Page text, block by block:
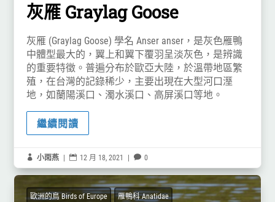
灰雁 Graylag Goose
灰雁 (Graylag Goose) 學名 Anser anser，是灰色雁鴨
中體型最大的，翼上和翼下覆羽呈淡灰色，是辨識
的重要特徵。普遍分布於歐亞大陸，於溫帶地區繁
殖，在台灣的記錄稀少，主要出現在大型河口溼
地，如蘭陽溪口、濁水溪口、高屏溪口等地。
繼續閱讀
 小雨燕  12 月 18, 2021  0
歐洲的鳥 Birds of Europe 雁鴨科 Anatidae